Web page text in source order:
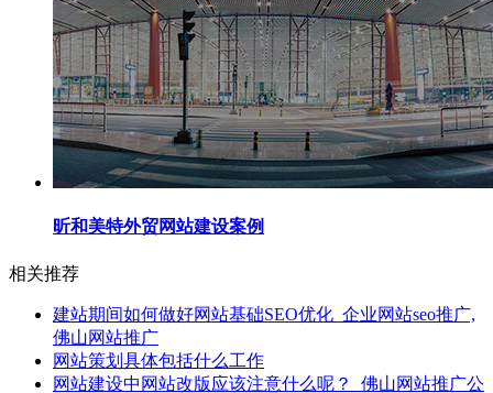
昕和美特外贸网站建设案例
相关推荐
建站期间如何做好网站基础SEO优化_企业网站seo推广,
佛山网站推广
网站策划具体包括什么工作
网站建设中网站改版应该注意什么呢？_佛山网站推广公